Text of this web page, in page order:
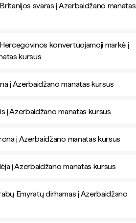
svaras į Azerbaidžano manatas
konvertuojamoji markė į
kursus
į Azerbaidžano manatas kursus
į Azerbaidžano manatas kursus
į Azerbaidžano manatas kursus
į Azerbaidžano manatas kursus
Emyratų dirhamas į Azerbaidžano